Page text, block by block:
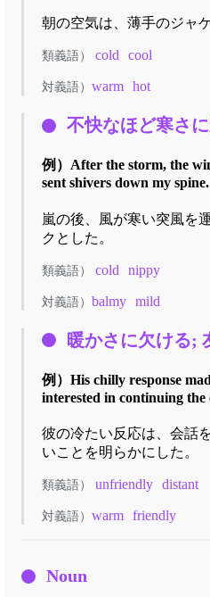
朝の空気は、薄手のジャ
類義語） cold cool
対義語） warm hot
不快なほど寒さ
例） After the storm, the
sent shivers down my spine.
嵐の後、風が寒い突風を
クとした。
類義語） cold nippy
対義語） balmy mild
暖かさに欠ける;
例） His chilly response
interested in continuing the
彼の冷たい反応は、会話
いことを明らかにした。
類義語） unfriendly distant
対義語） warm friendly
Noun